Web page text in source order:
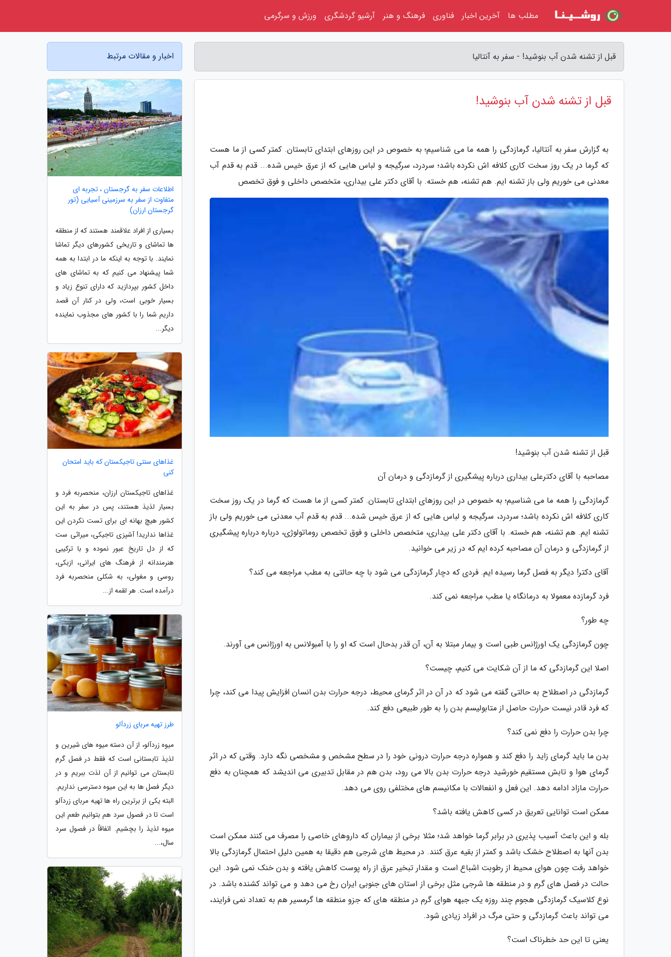
قبل از تشنه شدن آب بنوشید! - سفر به آنتالیا
قبل از تشنه شدن آب بنوشید!
به گزارش سفر به آنتالیا، گرمازدگی را همه ما می شناسیم؛ به خصوص در این روزهای ابتدای تابستان. کمتر کسی از ما هست
که گرما در یک روز سخت کاری کلافه اش نکرده باشد؛ سردرد، سرگیجه و لباس هایی که از عرق خیس شده... قدم به قدم آب
معدنی می خوریم ولی باز تشنه ایم. هم تشنه، هم خسته. با آقای دکتر علی بیداری، متخصص داخلی و فوق تخصص
قبل از تشنه شدن آب بنوشید!
مصاحبه با آقای دکترعلی بیداری درباره پیشگیری از گرمازدگی و درمان آن
گرمازدگی را همه ما می شناسیم؛ به خصوص در این روزهای ابتدای تابستان. کمتر کسی از ما هست که گرما در یک روز سخت
کاری کلافه اش نکرده باشد؛ سردرد، سرگیجه و لباس هایی که از عرق خیس شده... قدم به قدم آب معدنی می خوریم ولی باز
تشنه ایم. هم تشنه، هم خسته. با آقای دکتر علی بیداری، متخصص داخلی و فوق تخصص روماتولوژی، درباره درباره پیشگیری
از گرمازدگی و درمان آن مصاحبه کرده ایم که در زیر می خوانید.
آقای دکتر! دیگر به فصل گرما رسیده ایم. فردی که دچار گرمازدگی می شود با چه حالتی به مطب مراجعه می کند؟
فرد گرمازده معمولا به درمانگاه یا مطب مراجعه نمی کند.
چه طور؟
چون گرمازدگی یک اورژانس طبی است و بیمار مبتلا به آن، آن قدر بدحال است که او را با آمبولانس به اورژانس می آورند.
اصلا این گرمازدگی که ما از آن شکایت می کنیم، چیست؟
گرمازدگی در اصطلاح به حالتی گفته می شود که در آن در اثر گرمای محیط، درجه حرارت بدن انسان افزایش پیدا می کند، چرا
که فرد قادر نیست حرارت حاصل از متابولیسم بدن را به طور طبیعی دفع کند.
چرا بدن حرارت را دفع نمی کند؟
بدن ما باید گرمای زاید را دفع کند و همواره درجه حرارت درونی خود را در سطح مشخص و مشخصی نگه دارد. وقتی که در اثر
گرمای هوا و تابش مستقیم خورشید درجه حرارت بدن بالا می رود، بدن هم در مقابل تدبیری می اندیشد که همچنان به دفع
حرارت مازاد ادامه دهد. این فعل و انفعالات با مکانیسم های مختلفی روی می دهد.
ممکن است توانایی تعریق در کسی کاهش یافته باشد؟
بله و این باعث آسیب پذیری در برابر گرما خواهد شد؛ مثلا برخی از بیماران که داروهای خاصی را مصرف می کنند ممکن است
بدن آنها به اصطلاح خشک باشد و کمتر از بقیه عرق کنند. در محیط های شرجی هم دقیقا به همین دلیل احتمال گرمازدگی بالا
خواهد رفت چون هوای محیط از رطوبت اشباع است و مقدار تبخیر عرق از راه پوست کاهش یافته و بدن خنک نمی شود. این
حالت در فصل های گرم و در منطقه ها شرجی مثل برخی از استان های جنوبی ایران رخ می دهد و می تواند کشنده باشد. در
نوع کلاسیک گرمازدگی هجوم چند روزه یک جبهه هوای گرم در منطقه های که جزو منطقه ها گرمسیر هم به تعداد نمی فرایند،
می تواند باعث گرمازدگی و حتی مرگ در افراد زیادی شود.
یعنی تا این حد خطرناک است؟
اخبار و مقالات مرتبط
اطلاعات سفر به گرجستان ، تجربه ای
متفاوت از سفر به سرزمینی آسیایی (تور
گرجستان ارزان)
بسیاری از افراد علاقمند هستند که از منطقه
ها تماشای و تاریخی کشورهای دیگر تماشا
نمایند. با توجه به اینکه ما در ابتدا به همه
شما پیشنهاد می کنیم که به تماشای های
داخل کشور بپردازید که دارای تنوع زیاد و
بسیار خوبی است، ولی در کنار آن قصد
داریم شما را با کشور های مجذوب نماینده
دیگر...
غذاهای سنتی تاجیکستان که باید امتحان
کنی
غذاهای تاجیکستان ارزان، منحصربه فرد و
بسیار لذیذ هستند، پس در سفر به این
کشور هیچ بهانه ای برای تست نکردن این
غذاها ندارید! آشپزی تاجیکی، میراثی ست
که از دل تاریخ عبور نموده و با ترکیبی
هنرمندانه از فرهنگ های ایرانی، ازبکی،
روسی و مغولی، به شکلی منحصربه فرد
درآمده است. هر لقمه از...
طرز تهیه مربای زردآلو
میوه زردآلو، از آن دسته میوه های شیرین و
لذیذ تابستانی است که فقط در فصل گرم
تابستان می توانیم از آن لذت ببریم و در
دیگر فصل ها به این میوه دسترسی نداریم.
البته یکی از برترین راه ها تهیه مربای زردآلو
است تا در فصول سرد هم بتوانیم طعم این
میوه لذیذ را بچشیم. اتفاقاً در فصول سرد
سال،...
مطلب ها آخرین اخبار فناوری فرهنگ و هنر آرشیو گردشگری ورزش و سرگرمی